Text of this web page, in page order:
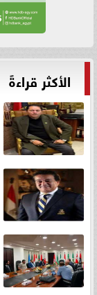
الأكثر قراءةً